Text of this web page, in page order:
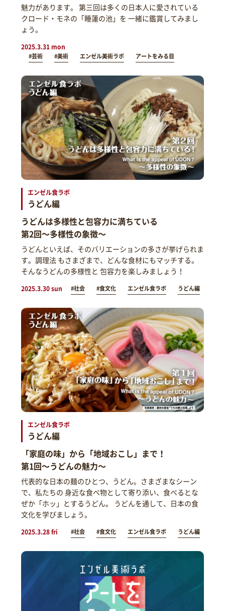
魅力があります。 第三回は多くの日本人に愛されている
クロード・モネの「睡蓮の池」を 一緒に鑑賞してみまし
ょう。
2025.3.31 mon
#芸術 #美術 エンゼル美術ラボ アートをみる目
エンゼル食ラボ
うどん編
うどんは多様性と包容力に満ちている
第2回～多様性の象徴～
うどんといえば、そのバリエーションの多さが挙げられま
す。調理法 もさまざまで、どんな食材にもマッチする。
そんなうどんの多様性と 包容力を楽しみましょう！
2025.3.30 sun #社会 #食文化 エンゼル食ラボ うどん編
エンゼル食ラボ
うどん編
「家庭の味」から「地域おこし」まで！
第1回～うどんの魅力～
代表的な日本の麺のひとつ、うどん。さまざまなシーン
で、私たちの 身近な食べ物として寄り添い、食べるとな
ぜか「ホッ」とするうどん。 うどんを通して、日本の食
文化を学びましょう。
2025.3.28 fri #社会 #食文化 エンゼル食ラボ うどん編